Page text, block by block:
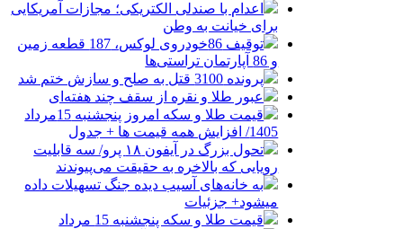
اعدام با صندلی الکتریکی؛ مجازات آمریکایی
برای خیانت به وطن
توقیف 86خودروی لوکس، 187 قطعه زمین
و 86 آپارتمان تراستی‌ها
پرونده 3100 قتل به صلح و سازش ختم شد
عبور طلا و نقره از سقف چند هفته‌ای
قیمت طلا و سکه امروز پنجشنبه 15مرداد
1405/ افزایش همه قیمت ها + جدول
تحول بزرگ در آیفون ۱۸ پرو/ سه قابلیت
رویایی که بالاخره به حقیقت می‌پیوندند
به خانه‌های آسیب دیده جنگ تسهیلات داده
میشود+ جزئیات
قیمت طلا و سکه پنجشنبه 15 مرداد